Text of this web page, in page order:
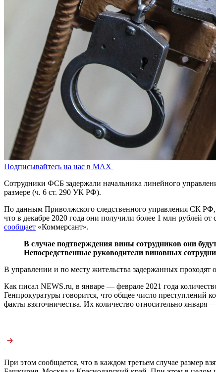
Подписывайтесь на нас в MAX
Сотрудники ФСБ задержали начальника линейного
размере (ч. 6 ст. 290 УК РФ).
По данным Приволжского следственного управления СК РФ,
что в декабре 2020 года они получили более 1 млн рублей
сообщает «Коммерсант».
В случае подтверждения вины сотрудников они
Непосредственные руководители виновных
В управлении и по месту жительства задержанных
Как писал NEWS.ru, в январе — феврале 2021 года
Генпрокуратуры говорится, что общее число
факты взяточничества. Их количество относительно января
При этом сообщается, что в каждом третьем случае размер